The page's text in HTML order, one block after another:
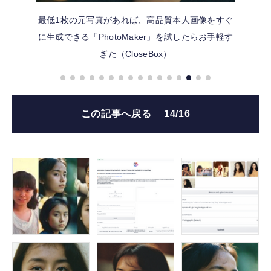
最低1枚の元写真があれば、高品質本人画像をすぐ
に生成できる「PhotoMaker」を試したらお手軽す
ぎた（CloseBox）
この記事へ戻る 14/16